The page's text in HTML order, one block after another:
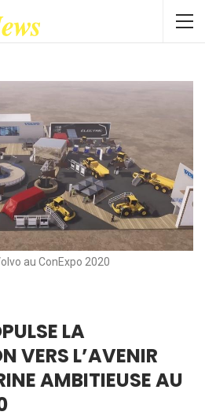
au ConExpo 2020
LA
VERS L’AVENIR
AMBITIEUSE AU